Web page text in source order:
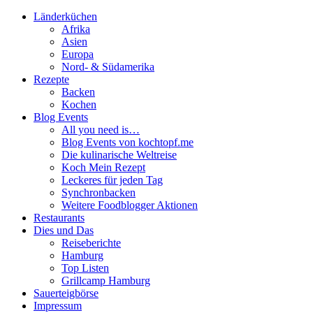
Länderküchen
Afrika
Asien
Europa
Nord- & Südamerika
Rezepte
Backen
Kochen
Blog Events
All you need is…
Blog Events von kochtopf.me
Die kulinarische Weltreise
Koch Mein Rezept
Leckeres für jeden Tag
Synchronbacken
Weitere Foodblogger Aktionen
Restaurants
Dies und Das
Reiseberichte
Hamburg
Top Listen
Grillcamp Hamburg
Sauerteigbörse
Impressum